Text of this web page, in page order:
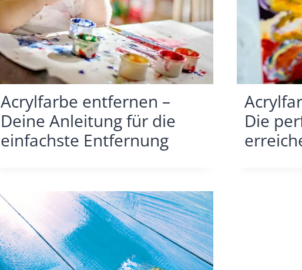
Acrylfarbe entfernen –
Deine Anleitung für die
einfachste Entfernung
Die